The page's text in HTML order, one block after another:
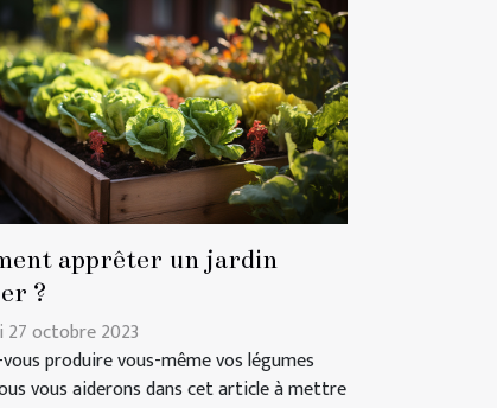
apprêter un jardin
?
27 octobre 2023
produire vous-même vos légumes
vous aiderons dans cet article à mettre